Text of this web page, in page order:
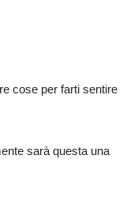
cose per farti sentire
sarà questa una